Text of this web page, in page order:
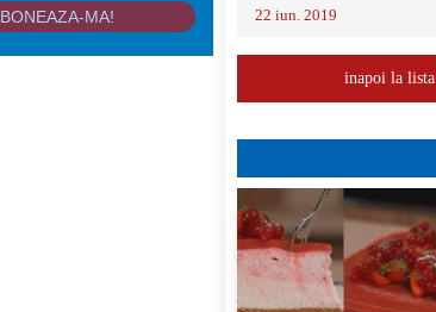
22 iun. 2019
inapoi la lista